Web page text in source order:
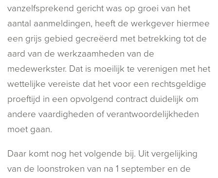
vanzelfsprekend gericht was op groei van het
aantal aanmeldingen, heeft de werkgever hiermee
een grijs gebied gecreëerd met betrekking tot de
aard van de werkzaamheden van de
medewerkster. Dat is moeilijk te verenigen met het
wettelijke vereiste dat het voor een rechtsgeldige
proeftijd in een opvolgend contract duidelijk om
andere vaardigheden of verantwoordelijkheden
moet gaan.
Daar komt nog het volgende bij. Uit vergelijking
van de loonstroken van na 1 september en de